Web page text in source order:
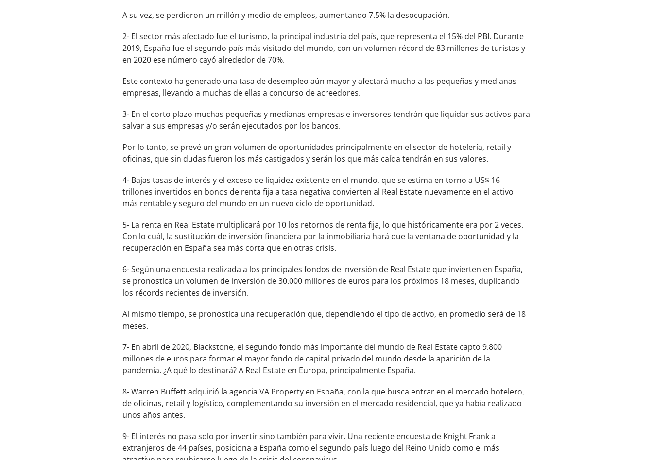
A su vez, se perdieron un millón y medio de empleos, aumentando 7.5% la desocupación.
2- El sector más afectado fue el turismo, la principal industria del país, que representa el 15% del PBI. Durante
2019, España fue el segundo país más visitado del mundo, con un volumen récord de 83 millones de turistas y
en 2020 ese número cayó alrededor de 70%.
Este contexto ha generado una tasa de desempleo aún mayor y afectará mucho a las pequeñas y medianas
empresas, llevando a muchas de ellas a concurso de acreedores.
3- En el corto plazo muchas pequeñas y medianas empresas e inversores tendrán que liquidar sus activos para
salvar a sus empresas y/o serán ejecutados por los bancos.
Por lo tanto, se prevé un gran volumen de oportunidades principalmente en el sector de hotelería, retail y
oficinas, que sin dudas fueron los más castigados y serán los que más caída tendrán en sus valores.
4- Bajas tasas de interés y el exceso de liquidez existente en el mundo, que se estima en torno a US$ 16
trillones invertidos en bonos de renta fija a tasa negativa convierten al Real Estate nuevamente en el activo
más rentable y seguro del mundo en un nuevo ciclo de oportunidad.
5- La renta en Real Estate multiplicará por 10 los retornos de renta fija, lo que históricamente era por 2 veces.
Con lo cuál, la sustitución de inversión financiera por la inmobiliaria hará que la ventana de oportunidad y la
recuperación en España sea más corta que en otras crisis.
6- Según una encuesta realizada a los principales fondos de inversión de Real Estate que invierten en España,
se pronostica un volumen de inversión de 30.000 millones de euros para los próximos 18 meses, duplicando
los récords recientes de inversión.
Al mismo tiempo, se pronostica una recuperación que, dependiendo el tipo de activo, en promedio será de 18
meses.
7- En abril de 2020, Blackstone, el segundo fondo más importante del mundo de Real Estate capto 9.800
millones de euros para formar el mayor fondo de capital privado del mundo desde la aparición de la
pandemia. ¿A qué lo destinará? A Real Estate en Europa, principalmente España.
8- Warren Buffett adquirió la agencia VA Property en España, con la que busca entrar en el mercado hotelero,
de oficinas, retail y logístico, complementando su inversión en el mercado residencial, que ya había realizado
unos años antes.
9- El interés no pasa solo por invertir sino también para vivir. Una reciente encuesta de Knight Frank a
extranjeros de 44 países, posiciona a España como el segundo país luego del Reino Unido como el más